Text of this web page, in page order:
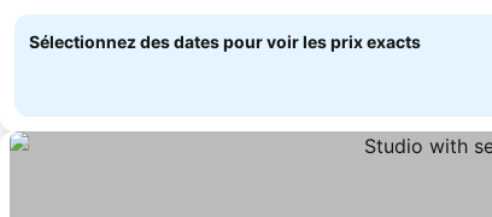
Sélectionnez des dates pour voir les prix exacts